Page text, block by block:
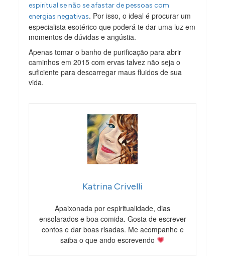
espiritual se não se afastar de pessoas com
energias negativas. Por isso, o ideal é procurar um
especialista esotérico que poderá te dar uma luz em
momentos de dúvidas e angústia.
Apenas tomar o banho de purificação para abrir
caminhos em 2015 com ervas talvez não seja o
suficiente para descarregar maus fluidos de sua
vida.
Katrina Crivelli
Apaixonada por espiritualidade, dias
ensolarados e boa comida. Gosta de escrever
contos e dar boas risadas. Me acompanhe e
saiba o que ando escrevendo